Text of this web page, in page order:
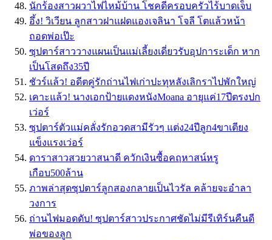
นักร้องสาวผวาไฟไหม้บ้าน โชคดีครอบครัวไร้บาดเจ็บ
อึ้ง! วิเวียน ลูกสาวฝาแฝดแองเจลินา โจลี โตแล้วหน้า
ถอดพ่อเป๊ะ
ซุปตาร์สาววางแผนเป็นแม่เลี้ยงเดี่ยวรับอุปการะเด็ก หาก
เป็นโสดถึง35ปี
ชัวร์แล้ว! อดีตคู่รักถ่านไฟเก่าปะทุหลังเลิกราไปพักใหญ่
เคาะแล้ว! นางเอกป้ายแดงหนังMoana อายุแค่17ปีตรงปก
เว่อร์
ซุปตาร์ตัวแม่คลั่งรักอวดสามีรัวๆ แต่ง24ปีลูก4ขาเตียง
แข็งแรงเว่อร์
ดาราสาวสวยวาสนาดี ควักเงินซื้อคฤหาสน์หรู
เกือบ500ล้าน
ภาพล่าสุดซุปตาร์ลูกสองกลายเป็นไวรัล คล้ายจะอำลา
วงการ
ถ่านไฟมอดดับ! ซุปตาร์สาวประกาศชัดไม่มีรีเทิร์นคืนดี
พ่อของลูก